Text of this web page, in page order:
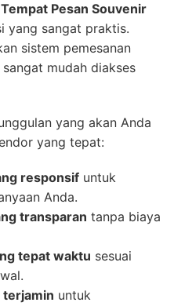
Tempat Pesan Souvenir
yang sangat praktis.
sistem pemesanan
mudah diakses
yang akan Anda
yang tepat:
responsif untuk
Anda.
transparan tanpa biaya
tepat waktu sesuai
terjamin untuk